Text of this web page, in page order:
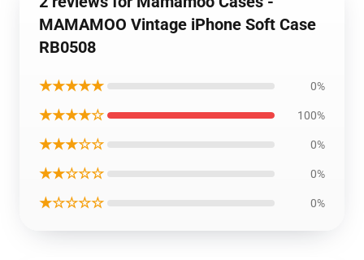
MAMAMOO Vintage iPhone Soft Case
RB0508
★★★★★ 0%
★★★★☆ 100%
★★★☆☆ 0%
★★☆☆☆ 0%
★☆☆☆☆ 0%